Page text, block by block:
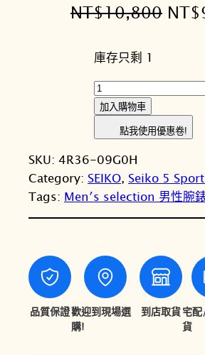
NT$10,800 原
格
：
N
$
,
8
0
NT$
庫存只剩 1
S
K
O
精
工
5
p
o
t
加入購物車
點我使用優惠卷!
SKU: 4R36-​09G0H
Category: SEIKO, Seiko 5
Tags: Men′s selection 男性腕
品質保證歡迎到現場選
購!
到店取貨宅
貨